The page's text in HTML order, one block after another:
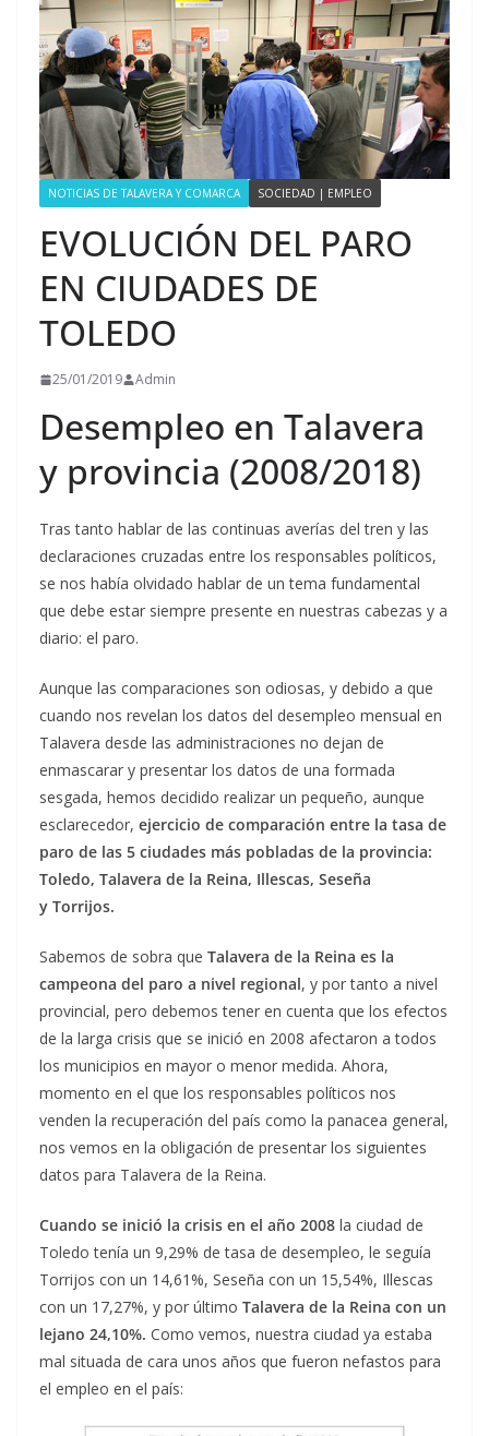
NOTICIAS DE TALAVERA Y COMARCA SOCIEDAD | EMPLEO
EVOLUCIÓN DEL PARO
EN CIUDADES DE
TOLEDO
25/01/2019 Admin
Desempleo en Talavera
y provincia (2008/2018)
Tras tanto hablar de las continuas averías del tren y las
declaraciones cruzadas entre los responsables políticos,
se nos había olvidado hablar de un tema fundamental
que debe estar siempre presente en nuestras cabezas y a
diario: el paro.
Aunque las comparaciones son odiosas, y debido a que
cuando nos revelan los datos del desempleo mensual en
Talavera desde las administraciones no dejan de
enmascarar y presentar los datos de una formada
sesgada, hemos decidido realizar un pequeño, aunque
esclarecedor, ejercicio de comparación entre la tasa de
paro de las 5 ciudades más pobladas de la provincia:
Toledo, Talavera de la Reina, Illescas, Seseña
y Torrijos.
Sabemos de sobra que Talavera de la Reina es la
campeona del paro a nivel regional, y por tanto a nivel
provincial, pero debemos tener en cuenta que los efectos
de la larga crisis que se inició en 2008 afectaron a todos
los municipios en mayor o menor medida. Ahora,
momento en el que los responsables políticos nos
venden la recuperación del país como la panacea general,
nos vemos en la obligación de presentar los siguientes
datos para Talavera de la Reina.
Cuando se inició la crisis en el año 2008 la ciudad de
Toledo tenía un 9,29% de tasa de desempleo, le seguía
Torrijos con un 14,61%, Seseña con un 15,54%, Illescas
con un 17,27%, y por último Talavera de la Reina con un
lejano 24,10%. Como vemos, nuestra ciudad ya estaba
mal situada de cara unos años que fueron nefastos para
el empleo en el país: